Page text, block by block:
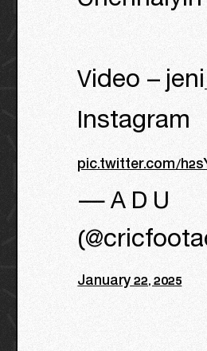
Video –
Instagram
pic.twitter.com/
— A D U
January 22, 2025